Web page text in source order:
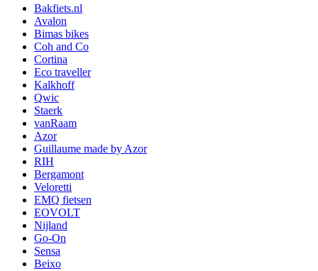
Bakfiets.nl
Avalon
Bimas bikes
Coh and Co
Cortina
Eco traveller
Kalkhoff
Qwic
Staerk
vanRaam
Azor
Guillaume made by Azor
RIH
Bergamont
Veloretti
EMQ fietsen
EOVOLT
Nijland
Go-On
Sensa
Beixo